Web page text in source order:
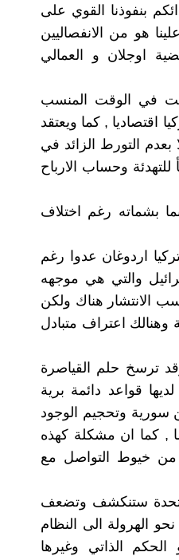
بنفوذنا القوي على
هو من الانفصاليين
اوجلان و العمالي
في الوقت المنسب
اقتصاديا , كما ويعتقد
التورط الزائد في
وحساب الارباح
بشماته رغم اختلاف
اردوغان عدوا رغم
والتي هي موجهه
الانتشار هناك ولكن
وهنالك اعتراف متبادل
ترسخ حلم القياصرة
قواعد دائمة برية
سورية وتحجيم الوجود
, كما ان مشكلة كهذه
من خيوط التواصل مع
ستنكشف وتضعف
الهرولة الى النظام
الذاتي وغيرها